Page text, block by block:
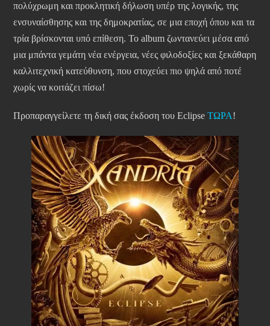
πολύχρωμη και προκλητική δήλωση υπέρ της λογικής, της
ενσυναίσθησης και της δημοκρατίας, σε μια εποχή όπου και τα
τρία βρίσκονται υπό επίθεση. Το album ζωντανεύει μέσα από
μια μπάντα γεμάτη νέα ενέργεια, νέες φιλοδοξίες και ξεκάθαρη
καλλιτεχνική κατεύθυνση, που στοχεύει πιο ψηλά από ποτέ
χωρίς να κοιτάζει πίσω!
Προπαραγγείλετε τη δική σας έκδοση του Eclipse ΤΩΡΑ!